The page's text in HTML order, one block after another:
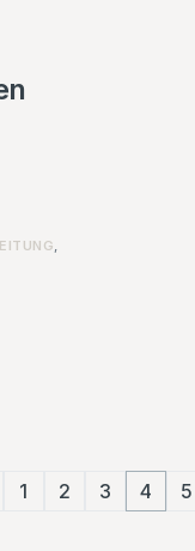
,
1 2 3 4 5